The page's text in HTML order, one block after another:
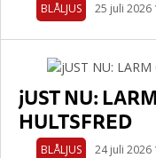
BLÅLJUS 25 juli 2026
jUST NU:
HULTSFRED
BLÅLJUS 24 juli 2026